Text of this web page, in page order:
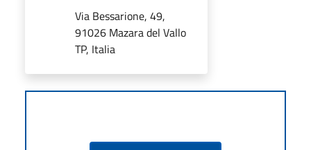
Via Bessarione, 49,
91026 Mazara del Vallo
TP, Italia